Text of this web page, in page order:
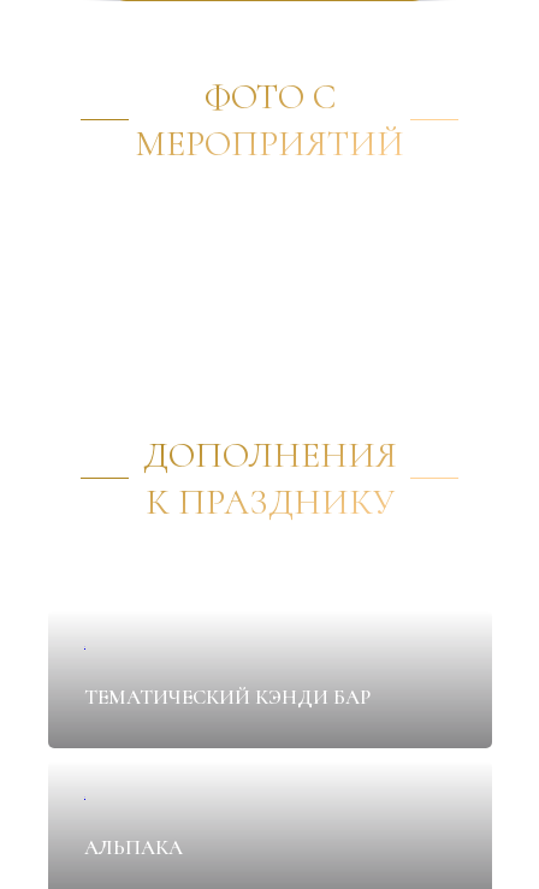
ФОТО С
МЕРОПРИЯТИЙ
ДОПОЛНЕНИЯ
К ПРАЗДНИКУ
ТЕМАТИЧЕСКИЙ КЭНДИ БАР
АЛЬПАКА